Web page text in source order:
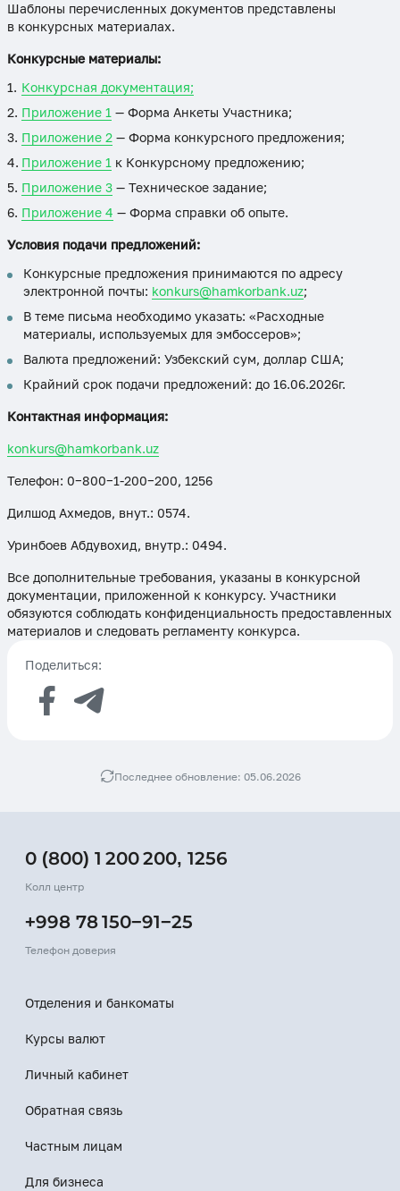
Шаблоны перечисленных документов представлены
в конкурсных материалах.
Конкурсные материалы:
Конкурсная документация;
Приложение 1 — Форма Анкеты Участника;
Приложение 2— Форма конкурсного предложения;
Приложение 1 к Конкурсному предложению;
Приложение 3— Техническое задание;
Приложение 4 — Форма справки об опыте.
Условия подачи предложений:
Конкурсные предложения принимаются по адресу
электронной почты: konkurs@hamkorbank.uz;
В теме письма необходимо указать: «Расходные
материалы, используемых для эмбоссеров»;
Валюта предложений: Узбекский сум, доллар США;
Крайний срок подачи предложений: до 16.06.2026г.
Контактная информация:
konkurs@hamkorbank.uz
Телефон: 0−800−1-200−200, 1256
Дилшод Ахмедов, внут.: 0574.
Уринбоев Абдувохид, внутр.: 0494.
Все дополнительные требования, указаны в конкурсной
документации, приложенной к конкурсу. Участники
обязуются соблюдать конфиденциальность предоставленных
материалов и следовать регламенту конкурса.
Поделиться:
Последнее обновление: 05.06.2026
0 (800) 1 200 200, 1256
Колл центр
+998 78 150−91−25
Телефон доверия
Отделения и банкоматы
Курсы валют
Личный кабинет
Обратная связь
Частным лицам
Для бизнеса